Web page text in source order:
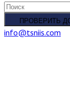
ПРОВЕРИТЬ
info@tsniis.com